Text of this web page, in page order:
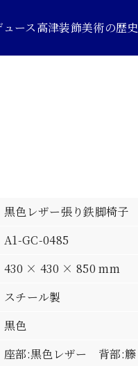
ース高津装飾美術の歴史
黒色レザー張り鉄脚椅子
A1-GC-0485
430 × 430 × 850 mm
スチール製
黒色
座部:黒色レザー 背部:籐